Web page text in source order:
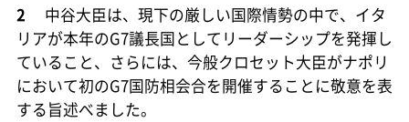
2
中谷大臣は、現下の厳しい国際情勢の中で、イタ
リアが本年のG7議長国としてリーダーシップを発揮し
ていること、さらには、今般クロセット大臣がナポリ
において初のG7国防相会合を開催することに敬意を表
する旨述べました。